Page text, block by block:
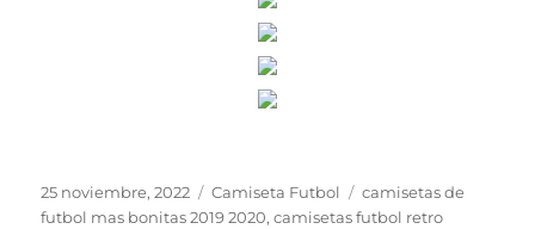
Publicado
el
25 noviembre, 2022 Categorías
Camiseta Futbol Etiquetas
camisetas de
futbol mas bonitas 2019 2020,camisetas futbol retro